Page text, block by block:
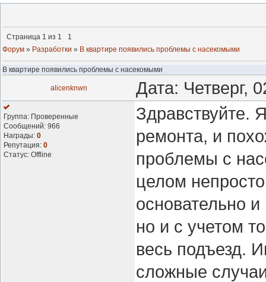
Страница 1 из 1
1
Форум » Разработки » В квартире появились проблемы с насекомыми
В квартире появились проблемы с насекомыми
alicenknwn Дата: Четверг,
Группа: Проверенные
Сообщений: 966
Награды: 0
Репутация: 0
Статус: Offline
Здравствуйте.
ремонта, и
проблемы с
целом
основательно и
но и с учетом
весь подъезд.
сложные